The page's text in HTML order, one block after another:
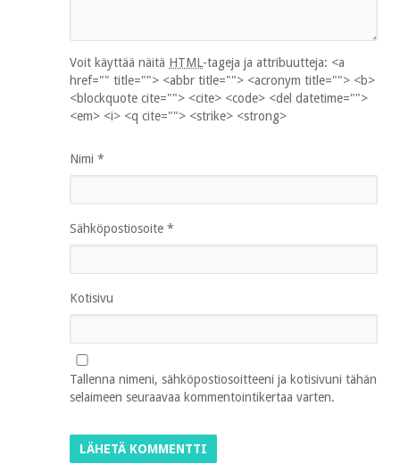
Voit käyttää näitä HTML-tageja ja attribuutteja: <a
href="" title=""> <abbr title=""> <acronym title=""> <b>
<blockquote cite=""> <cite> <code> <del datetime="">
<em> <i> <q cite=""> <strike> <strong>
Nimi *
Sähköpostiosoite *
Kotisivu
Tallenna nimeni, sähköpostiosoitteeni ja kotisivuni tähän
selaimeen seuraavaa kommentointikertaa varten.